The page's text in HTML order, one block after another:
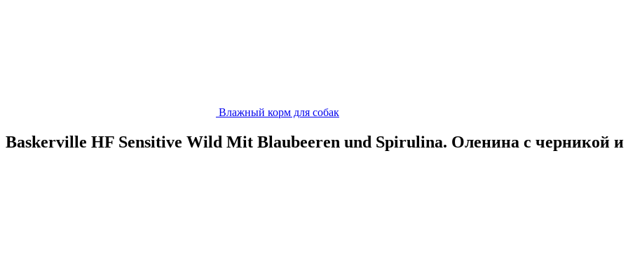
Влажный корм для собак
Baskerville HF Sensitive Wild Mit Blaubeeren und Spirulina. Оленина с черникой и